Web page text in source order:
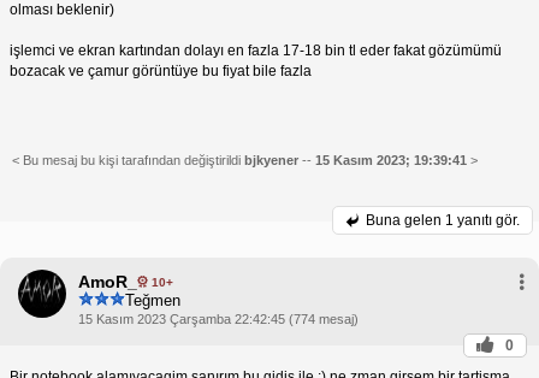
olması beklenir)
işlemci ve ekran kartından dolayı en fazla 17-18 bin tl eder fakat gözümümü
bozacak ve çamur görüntüye bu fiyat bile fazla
< Bu mesaj bu kişi tarafından değiştirildi bjkyener -- 15 Kasım 2023; 19:39:41 >
Buna gelen 1 yanıtı gör.
AmoR_ 10+
Teğmen
15 Kasım 2023 Çarşamba 22:42:45 (774 mesaj)
0